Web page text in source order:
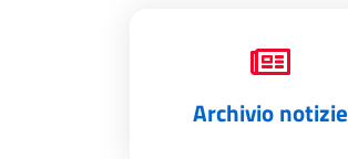
Archivio notizie